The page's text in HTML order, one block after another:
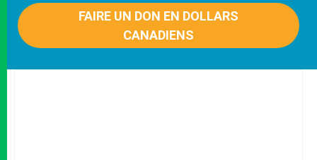
FAIRE UN DON EN DOLLARS
CANADIENS